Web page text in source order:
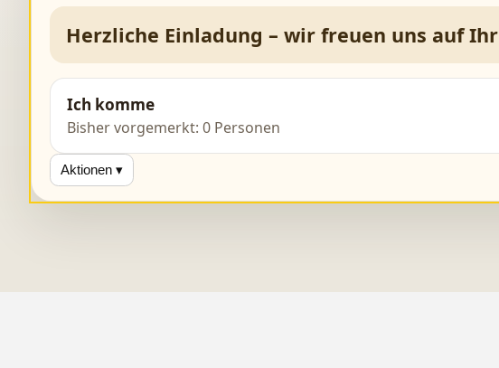
Herzliche Einladung – wir freuen uns auf
Ich komme
Bisher vorgemerkt: 0 Personen
Aktionen ▾